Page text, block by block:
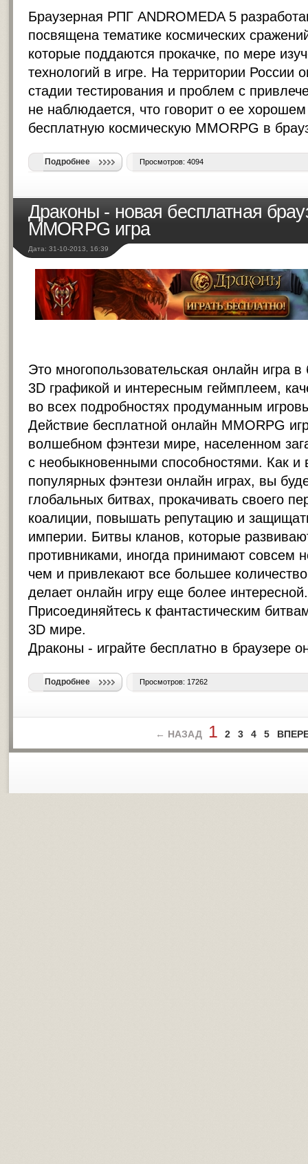
Браузерная РПГ ANDROMEDA 5
посвящена тематике космических
которые поддаются прокачке, по мере
технологий в игре. На территории России
стадии тестирования и проблем с
не наблюдается, что говорит о ее
бесплатную космическую MMORPG в
Подробнее Просмотров: 4094
Драконы - новая бесплатная
MMORPG игра
Дата: 31-10-2013, 16:39
Это многопользовательская онлайн игра в
3D графикой и интересным геймплеем,
во всех подробностях продуманным
Действие бесплатной онлайн MMORPG
волшебном фэнтези мире, населенном
с необыкновенными способностями. Как и
популярных фэнтези онлайн играх, вы
глобальных битвах, прокачивать своего
коалиции, повышать репутацию и
империи. Битвы кланов, которые
противниками, иногда принимают совсем
чем и привлекают все большее
делает онлайн игру еще более интересной.
Присоединяйтесь к фантастическим
3D мире.
Драконы - играйте бесплатно в браузере
Подробнее Просмотров: 17262
← НАЗАД 1 2 3 4 5